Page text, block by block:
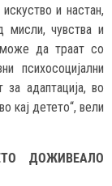
и настан,
мисли, чувства и
може да траат со
психосоцијални
адаптација, во
кај детето“, вели
ДОЖИВЕАЛО